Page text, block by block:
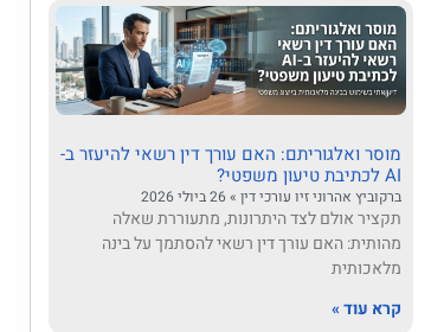
מוסר ואלגוריתם: האם עורך דין רשאי להיעזר ב-
AI לכתיבת טיעון משפטי?
ברקוביץ אהרוני זיו עורכי דין
תקציר אולם לצד היתרונות, מתעוררת שאלה
מהותית: האם עורך דין רשאי להסתמך על בינה
מלאכותית
קרא עוד »